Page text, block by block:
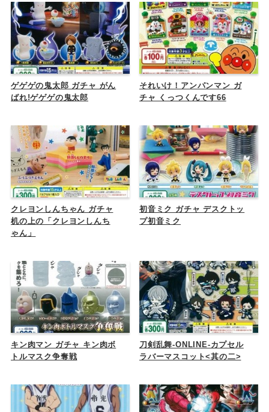
ゲゲゲの鬼太郎 ガチャ がん
ばれ!ゲゲゲの鬼太郎
それいけ！アンパンマン ガ
チャ くっつくんです66
クレヨンしんちゃん ガチャ
机の上の「クレヨンしんち
ゃん」
初音ミク ガチャ デスクトッ
プ初音ミク
キン肉マン ガチャ キン肉ボ
トルマスク争奪戦
刀剣乱舞-ONLINE-カプセル
ラバーマスコット<其の二>